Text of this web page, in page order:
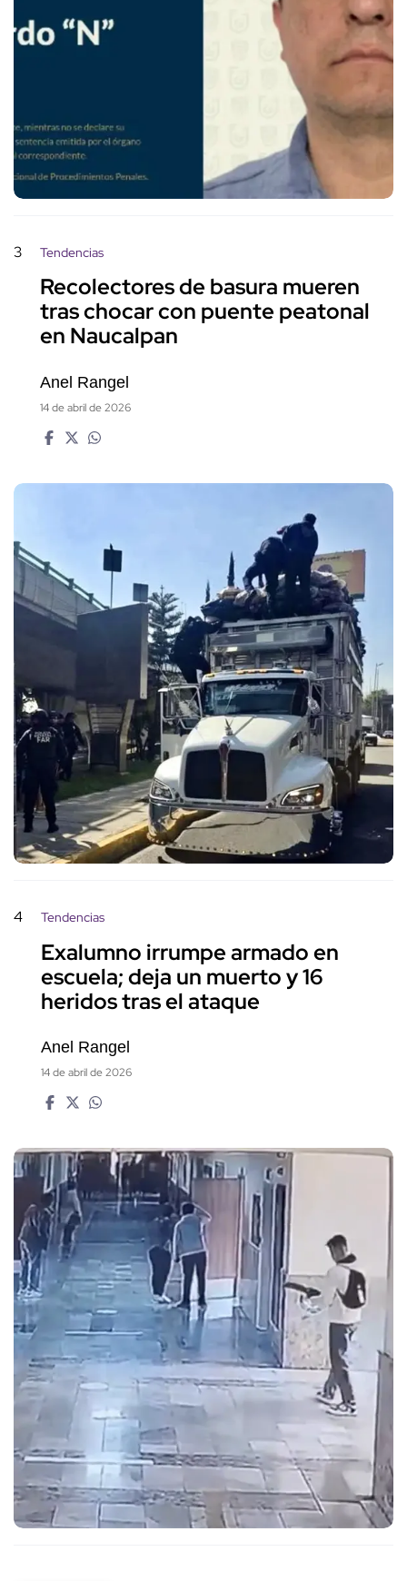
3 Tendencias
Recolectores de basura mueren
tras chocar con puente peatonal
en Naucalpan
Anel Rangel
14 de abril de 2026
4 Tendencias
Exalumno irrumpe armado en
escuela; deja un muerto y 16
heridos tras el ataque
Anel Rangel
14 de abril de 2026